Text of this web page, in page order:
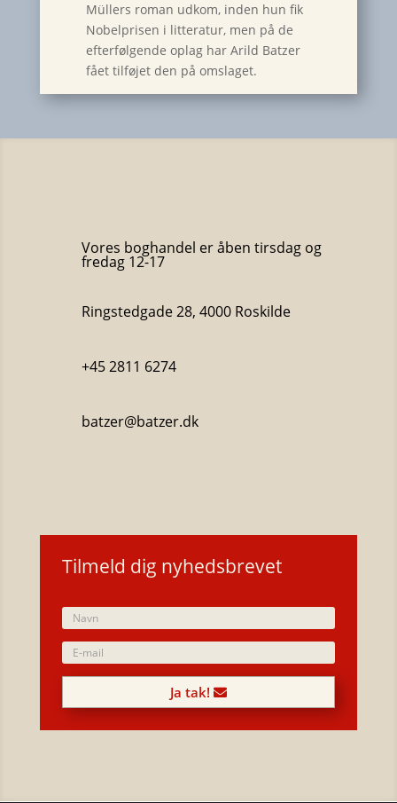
Müllers roman udkom, inden hun fik
Nobelprisen i litteratur, men på de
efterfølgende oplag har Arild Batzer
fået tilføjet den på omslaget.
Vores boghandel er åben tirsdag og
fredag 12-17
Ringstedgade 28, 4000 Roskilde
+45 2811 6274
batzer@batzer.dk
Tilmeld dig nyhedsbrevet
Ja tak!